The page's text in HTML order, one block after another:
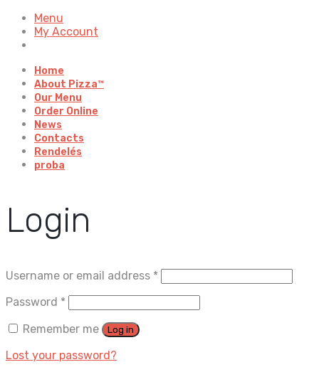
Menu
My Account
Home
About Pizza™
Our Menu
Order Online
News
Contacts
Rendelés
proba
Login
Username or email address *
Password *
Remember me
Log in
Lost your password?